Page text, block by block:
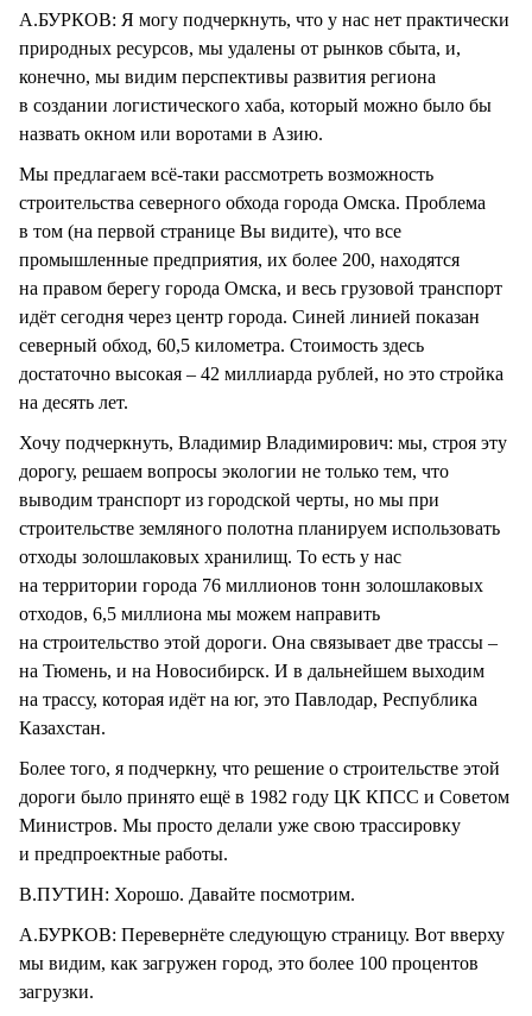
А.БУРКОВ: Я могу подчеркнуть, что у нас нет практически
природных ресурсов, мы удалены от рынков сбыта, и,
конечно, мы видим перспективы развития региона
в создании логистического хаба, который можно было бы
назвать окном или воротами в Азию.
Мы предлагаем всё-таки рассмотреть возможность
строительства северного обхода города Омска. Проблема
в том (на первой странице Вы видите), что все
промышленные предприятия, их более 200, находятся
на правом берегу города Омска, и весь грузовой транспорт
идёт сегодня через центр города. Синей линией показан
северный обход, 60,5 километра. Стоимость здесь
достаточно высокая – 42 миллиарда рублей, но это стройка
на десять лет.
Хочу подчеркнуть, Владимир Владимирович: мы, строя эту
дорогу, решаем вопросы экологии не только тем, что
выводим транспорт из городской черты, но мы при
строительстве земляного полотна планируем использовать
отходы золошлаковых хранилищ. То есть у нас
на территории города 76 миллионов тонн золошлаковых
отходов, 6,5 миллиона мы можем направить
на строительство этой дороги. Она связывает две трассы –
на Тюмень, и на Новосибирск. И в дальнейшем выходим
на трассу, которая идёт на юг, это Павлодар, Республика
Казахстан.
Более того, я подчеркну, что решение о строительстве этой
дороги было принято ещё в 1982 году ЦК КПСС и Советом
Министров. Мы просто делали уже свою трассировку
и предпроектные работы.
В.ПУТИН: Хорошо. Давайте посмотрим.
А.БУРКОВ: Перевернёте следующую страницу. Вот вверху
мы видим, как загружен город, это более 100 процентов
загрузки.